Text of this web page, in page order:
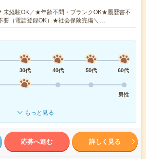
未経験OK／★年齢不問・ブランクOK★履歴書不
要（電話登録OK）★社会保険完備＼…
30代 40代 50代
60代
男性
もっと見る
応募へ進む 詳しく見る